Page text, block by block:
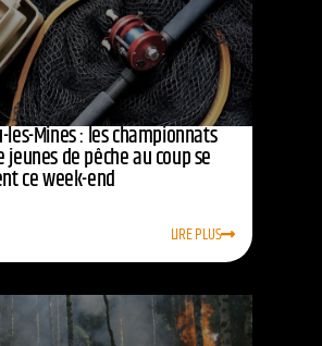
Mines : les championnats
jeunes de pêche au coup se
ce week-end
LIRE PLUS